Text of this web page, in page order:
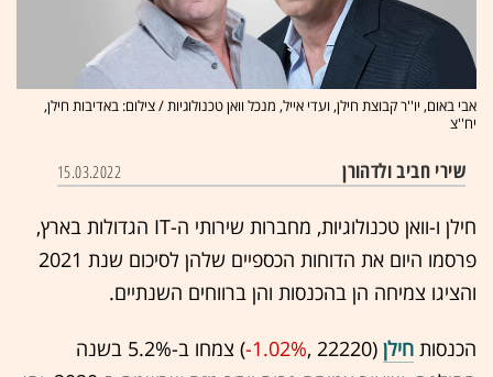
אבי באום, יו''ר קבוצת חילן, ועדי אייל, מנכל וואן טכנולוגיות / צילום: באדיבות חילן,
יח''צ
שירי חביב ולדהורן 15.03.2022
חילן ו-וואן טכנולוגיות, מחברות שירותי ה-IT הגדולות בארץ,
פרסמו היום את הדוחות הכספיים שלהן לסיכום שנת 2021
והציגו צמיחה הן בהכנסות והן ברווחים השנתיים.
הכנסות חילן (22220 ,‎
-1.02%
‏) צמחו ב-5.2% בשנה